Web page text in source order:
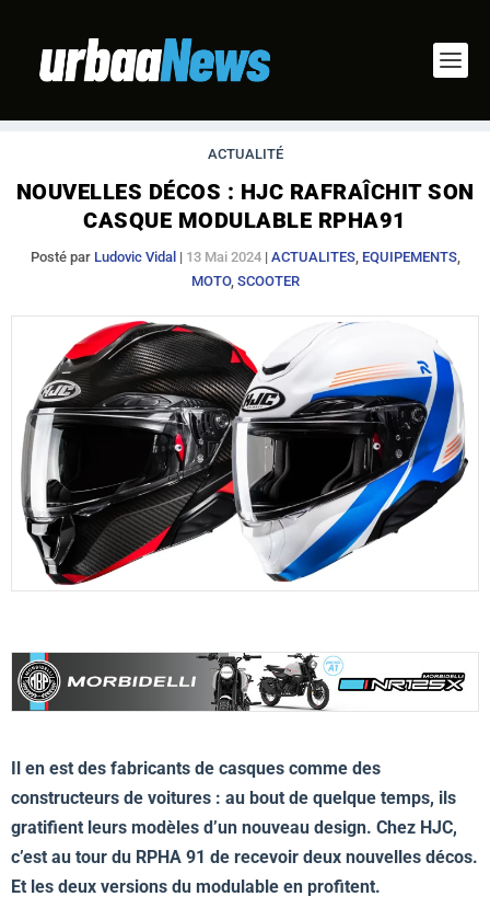
ACTUALITÉ
NOUVELLES DÉCOS : HJC RAFRAÎCHIT SON
CASQUE MODULABLE RPHA91
Posté par Ludovic Vidal | 13 Mai 2024| ACTUALITES, EQUIPEMENTS,
MOTO, SCOOTER
Il en est des fabricants de casques comme des
constructeurs de voitures : au bout de quelque temps, ils
gratifient leurs modèles d’un nouveau design. Chez HJC,
c’est au tour du RPHA 91 de recevoir deux nouvelles décos.
Et les deux versions du modulable en profitent.